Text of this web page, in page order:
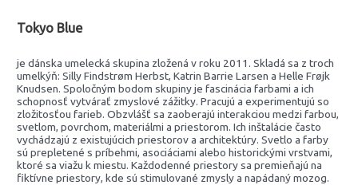
Tokyo Blue
je dánska umelecká skupina zložená v roku 2011. Skladá sa z troch
umelkýň: Silly Findstrøm Herbst, Katrin Barrie Larsen a Helle Frøjk
Knudsen. Spoločným bodom skupiny je fascinácia farbami a ich
schopnosť vytvárať zmyslové zážitky. Pracujú a experimentujú so
zložitosťou farieb. Obzvlášť sa zaoberajú interakciou medzi farbou,
svetlom, povrchom, materiálmi a priestorom. Ich inštalácie často
vychádzajú z existujúcich priestorov a architektúry. Svetlo a farby
sú prepletené s príbehmi, asociáciami alebo historickými vrstvami,
ktoré sa viažu k miestu. Každodenné priestory sa premieňajú na
fiktívne priestory, kde sú stimulované zmysly a napádaný mozog.